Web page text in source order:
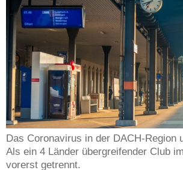
Das Coronavirus in der DACH-Region
Als ein 4 Länder übergreifender Club
vorerst getrennt.